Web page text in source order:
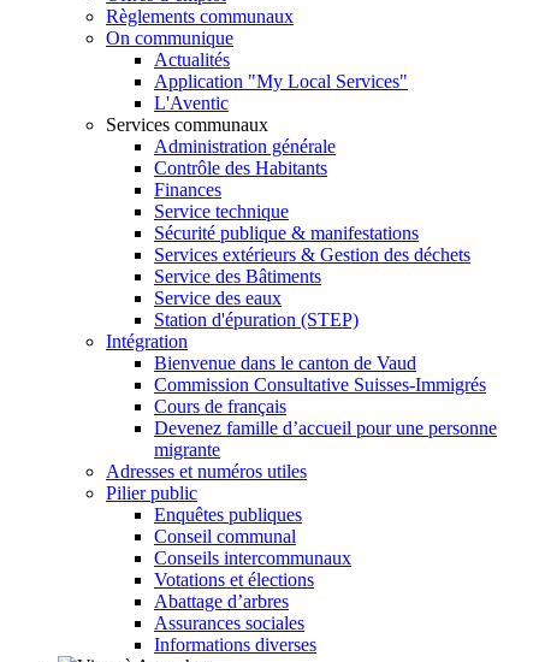
Règlements communaux
On communique
Actualités
Application "My Local Services"
L'Aventic
Services communaux
Administration générale
Contrôle des Habitants
Finances
Service technique
Sécurité publique & manifestations
Services extérieurs & Gestion des déchets
Service des Bâtiments
Service des eaux
Station d'épuration (STEP)
Intégration
Bienvenue dans le canton de Vaud
Commission Consultative Suisses-Immigrés
Cours de français
Devenez famille d’accueil pour une personne
migrante
Adresses et numéros utiles
Pilier public
Enquêtes publiques
Conseil communal
Conseils intercommunaux
Votations et élections
Abattage d’arbres
Assurances sociales
Informations diverses